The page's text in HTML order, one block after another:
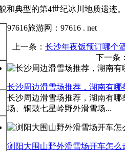
典型的第4世纪冰川地质遗迹。
97616旅游网：97616 . net
上一条： 长沙年夜饭预订哪个
下一条：
长沙周边滑雪场推荐，湖南有哪
长沙周边滑雪场推荐，湖南有
场、铜鼓七星岭野外滑雪场...
浏阳大围山野外滑雪场开车怎么